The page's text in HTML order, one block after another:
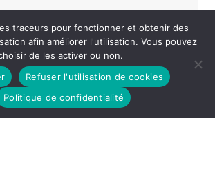
TOUJOURS RAISON, LES
JAMAIS TORT
DECIDÉ JE DEVIENS UNE CONNASSE
traceurs pour fonctionner et obtenir des
afin améliorer l'utilisation. Vous pouvez
de les activer ou non.
Refuser l'utilisation de cookies
Politique de confidentialité